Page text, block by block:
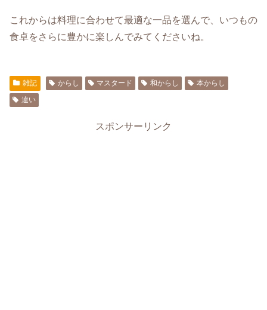
これからは料理に合わせて最適な一品を選んで、いつもの
食卓をさらに豊かに楽しんでみてくださいね。
雑記 からし マスタード 和からし
本からし
違い
スポンサーリンク